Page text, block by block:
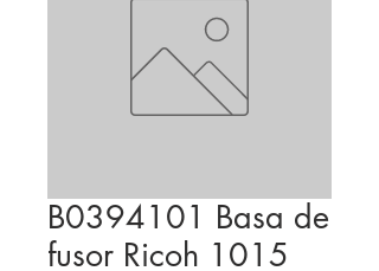
B0394101 Basa de
fusor Ricoh 1015